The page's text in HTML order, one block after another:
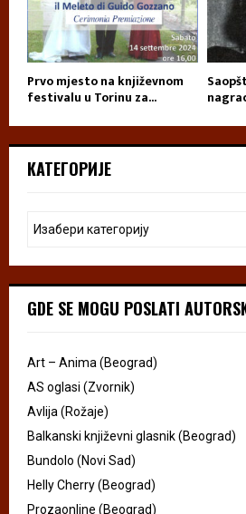
Prvo mjesto na književnom
festivalu u Torinu za...
КАТЕГОРИЈЕ
GDE SE MOGU POSLATI
Art – Anima (Beograd)
AS oglasi (Zvornik)
Avlija (Rožaje)
Balkanski književni glasnik (Beograd)
Bundolo (Novi Sad)
Helly Cherry (Beograd)
Prozaonline (Beograd)